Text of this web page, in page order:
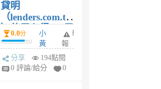
貸明
（lenders.com.tw
）使用心得 — 民
間貸款比較平台
體驗
0.0分
小
黃
蜂
1
舉
報
分享
194點閱
0 評論/給分
0